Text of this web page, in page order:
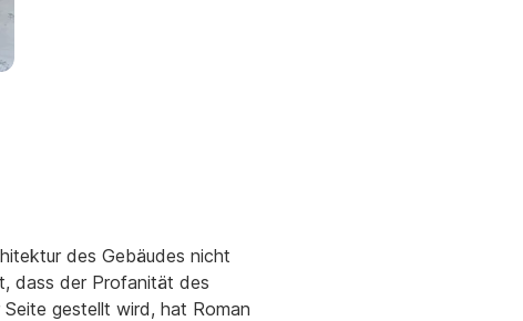
des Gebäudes nicht
dass der Profanität des
gestellt wird, hat Roman